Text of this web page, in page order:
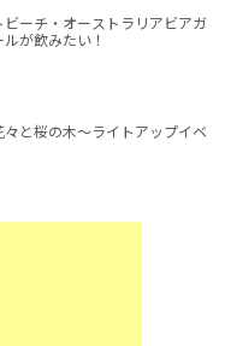
ーチ・オーストラリアビアガ
が飲みたい！
と桜の木～ライトアップイベ